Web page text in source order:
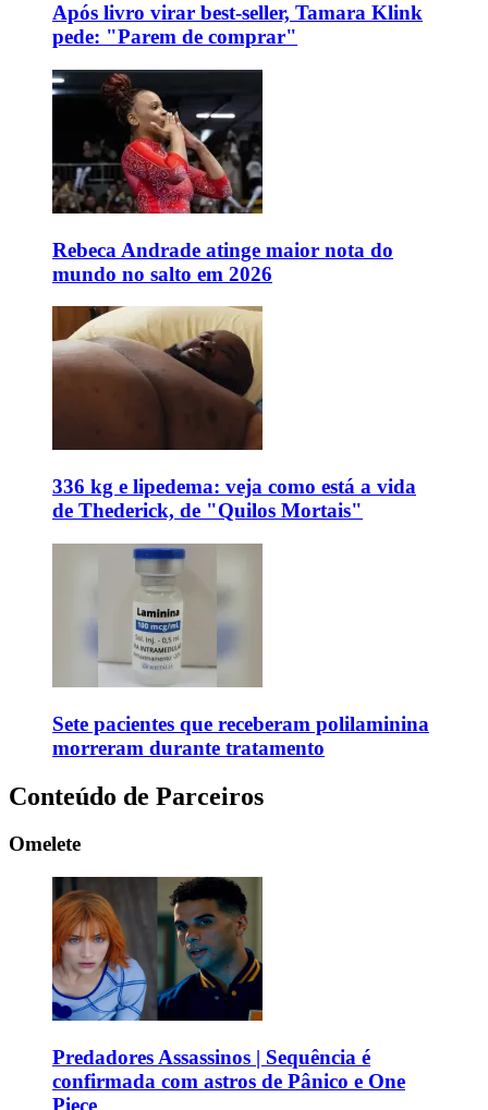
Após livro virar best-seller, Tamara Klink
pede: "Parem de comprar"
Rebeca Andrade atinge maior nota do
mundo no salto em 2026
336 kg e lipedema: veja como está a vida
de Thederick, de "Quilos Mortais"
Sete pacientes que receberam polilaminina
morreram durante tratamento
Conteúdo de Parceiros
Omelete
Predadores Assassinos | Sequência é
confirmada com astros de Pânico e One
Piece